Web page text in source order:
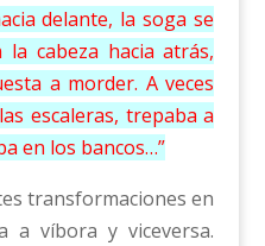
delante, la soga se
cabeza hacia atrás,
a morder. A veces
escaleras, trepaba a
en los bancos…”
transformaciones en
víbora y viceversa.